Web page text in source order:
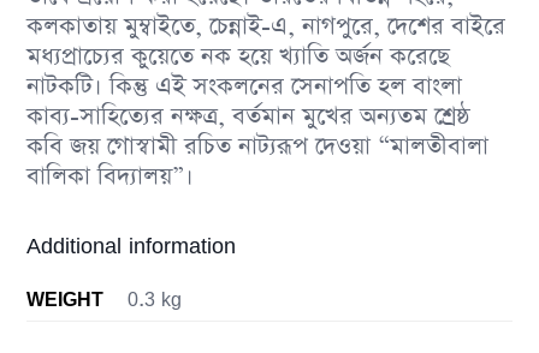
কলকাতায় মুম্বাইতে, চেন্নাই-এ, নাগপুরে, দেশের বাইরে
মধ্যপ্রাচ্যের কুয়েতে নক হয়ে খ্যাতি অর্জন করেছে
নাটকটি। কিন্তু এই সংকলনের সেনাপতি হল বাংলা
কাব্য-সাহিত্যের নক্ষত্র, বর্তমান মুখের অন্যতম শ্রেষ্ঠ
কবি জয় গোস্বামী রচিত নাট্যরূপ দেওয়া “মালতীবালা
বালিকা বিদ্যালয়”।
Additional information
WEIGHT 0.3 kg